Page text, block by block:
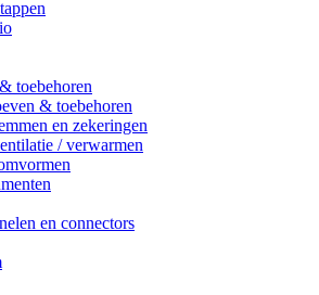
toebehoren
& toebehoren
en zekeringen
/ verwarmen
en connectors